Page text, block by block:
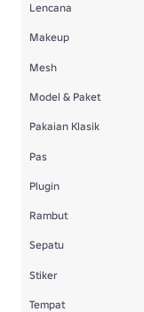
Lencana
Makeup
Mesh
Model & Paket
Pakaian Klasik
Pas
Plugin
Rambut
Sepatu
Stiker
Tempat